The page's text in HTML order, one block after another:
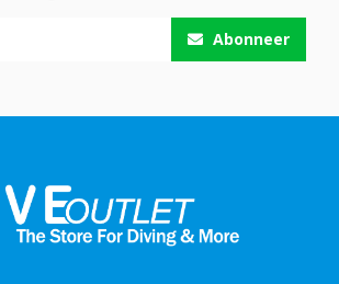
Abonneer